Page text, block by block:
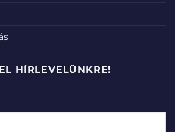
HÍRLEVELÜNKRE!